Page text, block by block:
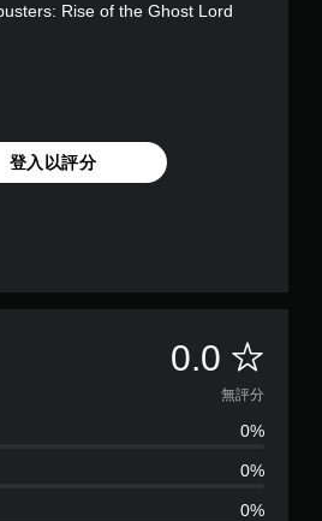
Rise of the Ghost Lord
登入以評分
0.0 無
評
分
無評分
0%
0%
0%